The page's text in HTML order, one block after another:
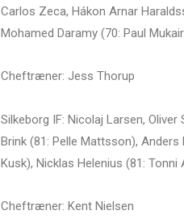
Carlos Zeca, Hákon Arnar
Mohamed Daramy (70: Paul
Cheftræner: Jess Thorup
Silkeborg IF: Nicolaj Larsen,
Brink (81: Pelle Mattsson),
Kusk), Nicklas Helenius (81: Tonni
Cheftræner: Kent Nielsen